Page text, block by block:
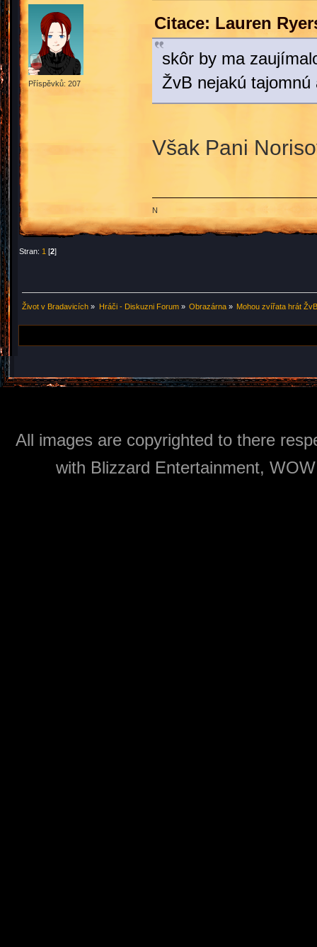
Příspěvků: 207
Citace: Lauren
skôr by ma
ŽvB nejakú
Však Pani
N
Stran: 1 [2]
Život v Bradavicích » Hráči - Diskuzni Forum» Obrazárna» Mohou zvířata hrát
All images are copyrighted to there
with Blizzard Entertainment,